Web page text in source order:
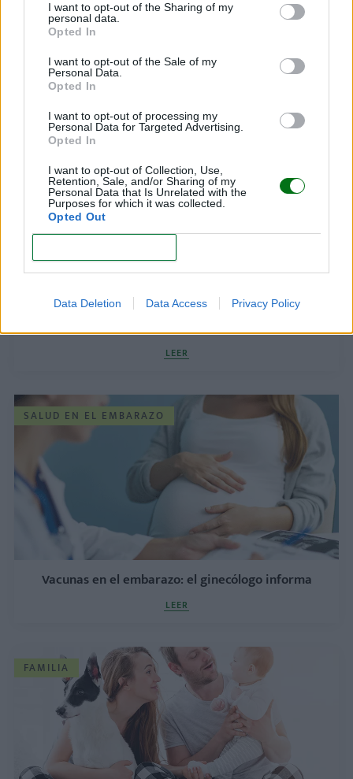
I want to opt-out of the Sharing of my
personal data.
Opted In
I want to opt-out of the Sale of my
Personal Data.
Opted In
I want to opt-out of processing my
Personal Data for Targeted Advertising.
Opted In
I want to opt-out of Collection, Use,
Retention, Sale, and/or Sharing of my
Personal Data that Is Unrelated with the
Purposes for which it was collected.
Opted Out
Data Deletion Data Access Privacy Policy
Artículos del especial Consultas gratis
LACTANCIA MATERNA Y ARTIFICIAL
Mastitis aguda: los consejos de los expertos
LEER
SALUD EN EL EMBARAZO
Vacunas en el embarazo: el ginecólogo informa
LEER
FAMILIA